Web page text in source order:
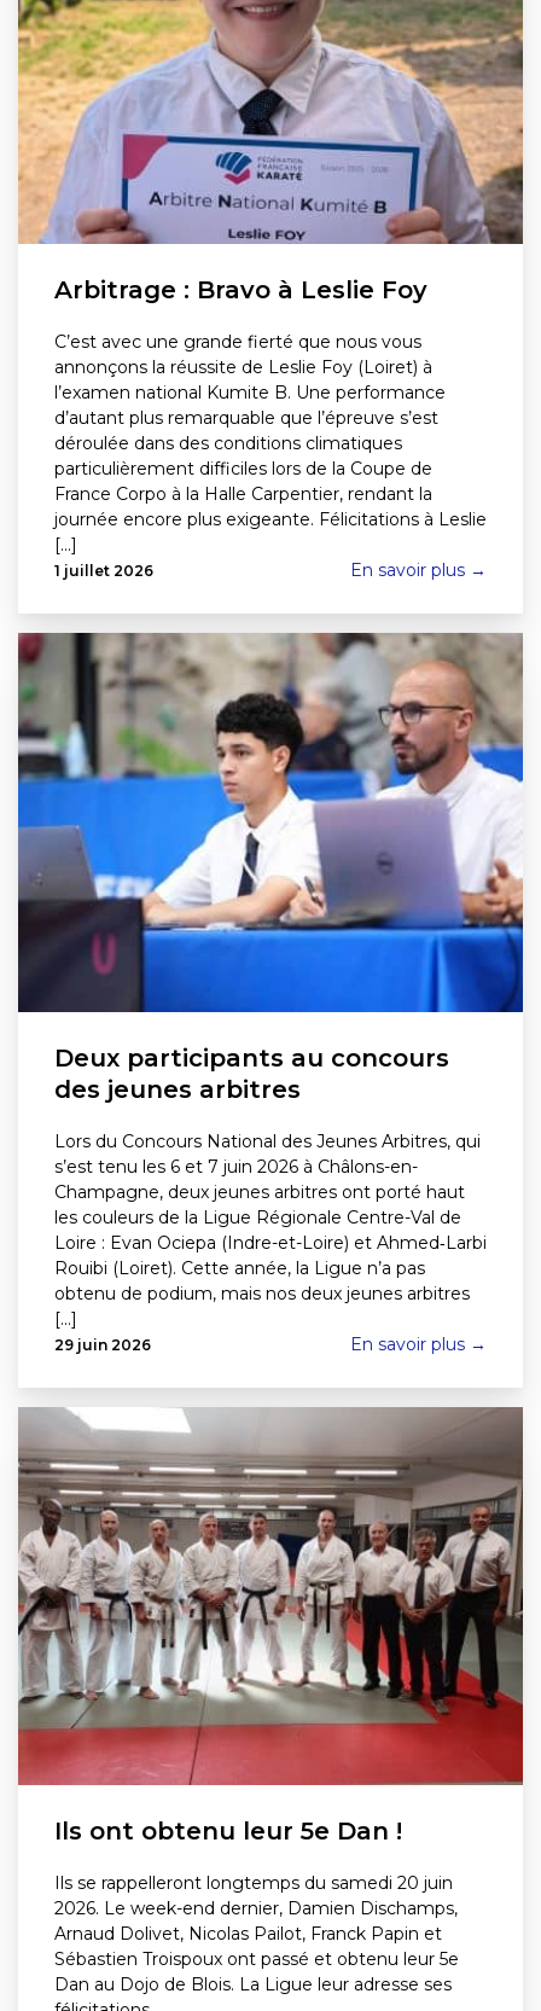
Arbitrage : Bravo à Leslie Foy
C’est avec une grande fierté que nous vous
annonçons la réussite de Leslie Foy (Loiret) à
l’examen national Kumite B. Une performance
d’autant plus remarquable que l’épreuve s’est
déroulée dans des conditions climatiques
particulièrement difficiles lors de la Coupe de
France Corpo à la Halle Carpentier, rendant la
journée encore plus exigeante. Félicitations à Leslie
[...]
1 juillet 2026 En savoir plus →
Deux participants au concours
des jeunes arbitres
Lors du Concours National des Jeunes Arbitres, qui
s’est tenu les 6 et 7 juin 2026 à Châlons-en-
Champagne, deux jeunes arbitres ont porté haut
les couleurs de la Ligue Régionale Centre-Val de
Loire : Evan Ociepa (Indre-et-Loire) et Ahmed‑Larbi
Rouibi (Loiret). Cette année, la Ligue n’a pas
obtenu de podium, mais nos deux jeunes arbitres
[...]
29 juin 2026 En savoir plus →
Ils ont obtenu leur 5e Dan !
Ils se rappelleront longtemps du samedi 20 juin
2026. Le week-end dernier, Damien Dischamps,
Arnaud Dolivet, Nicolas Pailot, Franck Papin et
Sébastien Troispoux ont passé et obtenu leur 5e
Dan au Dojo de Blois. La Ligue leur adresse ses